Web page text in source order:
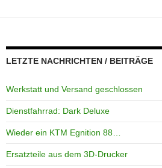
LETZTE NACHRICHTEN / BEITRÄGE
Werkstatt und Versand geschlossen
Dienstfahrrad: Dark Deluxe
Wieder ein KTM Egnition 88…
Ersatzteile aus dem 3D-Drucker